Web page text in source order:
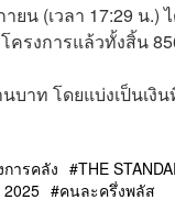
(เวลา 17:29 น.)
รงการแล้วทั้งสิ้น
าท โดยแบ่งเป็นเงิ
การคลัง THE
2025 คนละครึ่งพลัส